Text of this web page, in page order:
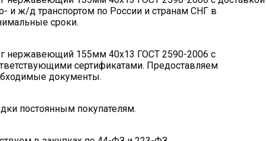
и ж/д транспортом по России и странам СНГ в
сроки.
нержавеющий 155мм 40х13 ГОСТ 2590-2006 с
сертификатами. Предоставляем
документы.
постоянным покупателям.